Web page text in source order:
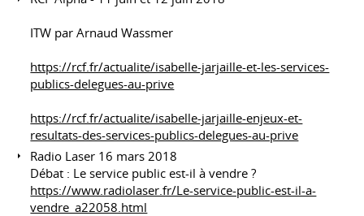
ITW par Arnaud Wassmer
https://rcf.fr/actualite/isabelle-jarjaille-et-les-services-
publics-delegues-au-prive
https://rcf.fr/actualite/isabelle-jarjaille-enjeux-et-
resultats-des-services-publics-delegues-au-prive
Radio Laser 16 mars 2018
Débat : Le service public est-il à vendre ?
https://www.radiolaser.fr/Le-service-public-est-il-a-
vendre_a22058.html